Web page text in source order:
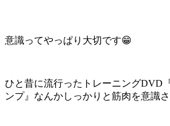
意識ってやっぱり大切です😁
ひと昔に流行ったトレーニングDVD
ンプ』なんかしっかりと筋肉を意識